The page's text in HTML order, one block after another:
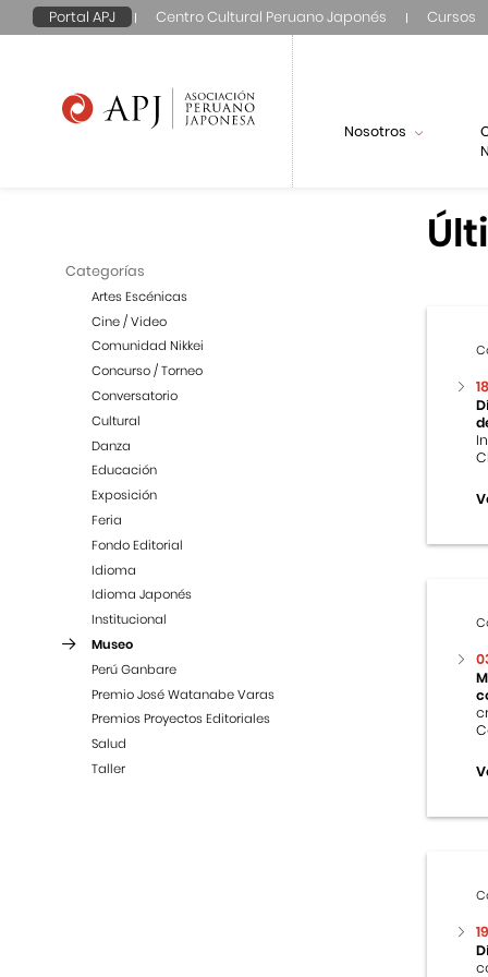
Portal APJ Centro Cultural Peruano Japonés Cursos
Nosotros
Categorías
Artes Escénicas
Cine / Video
Comunidad Nikkei
Concurso / Torneo
Conversatorio
Cultural
Danza
Educación
Exposición
Feria
Fondo Editorial
Idioma
Idioma Japonés
Institucional
Museo
Perú Ganbare
Premio José Watanabe Varas
Premios Proyectos Editoriales
Salud
Taller